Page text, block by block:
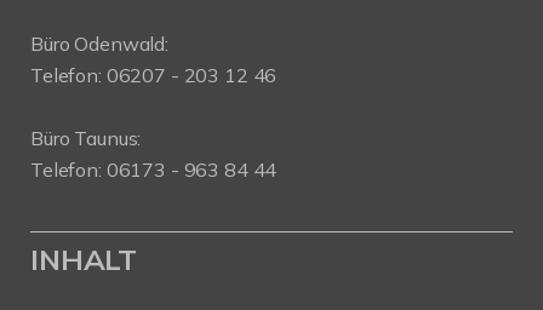
Büro Odenwald:
Telefon: 06207 - 203 12 46
Büro Taunus:
Telefon: 06173 - 963 84 44
INHALT